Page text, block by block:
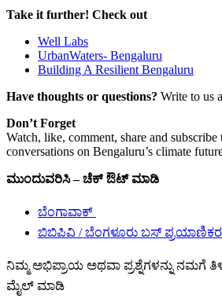
Take it further! Check out
Well Labs
UrbanWaters- Bengaluru
Building A Resilient Bengaluru
Have thoughts or questions? Write to us
Don’t Forget
Watch, like, comment, share and subscribe
conversations on Bengaluru’s climate
ಮುಂದುವರಿಸಿ – ಚೆಕ್ ಔಟ್ ಮಾಡಿ
ಬೆಂಗಾವಾಕ್
ಬಿಬಿಪಿವಿ / ಬೆಂಗಳೂರು ಬಸ್
ನಿಮ್ಮ ಅಭಿಪ್ರಾಯ ಅಥವಾ ಪ್ರಶ್ನೆಗಳನ್ನು ನಮಗೆ
ಮೈಲ್ ಮಾಡಿ